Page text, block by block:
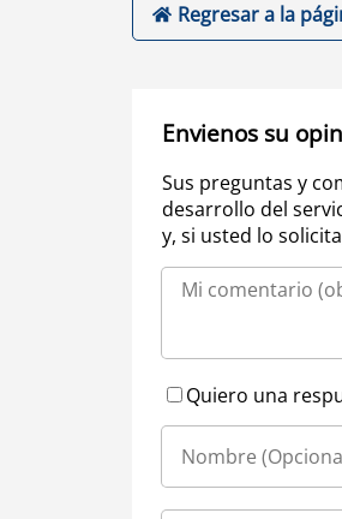
Regresar a la
Envienos su
Sus preguntas y
desarrollo del
y, si usted lo
Quiero una